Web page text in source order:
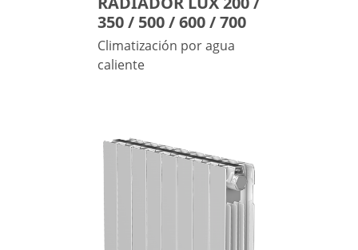
350 / 500 / 600 / 700
Climatización por agua
caliente